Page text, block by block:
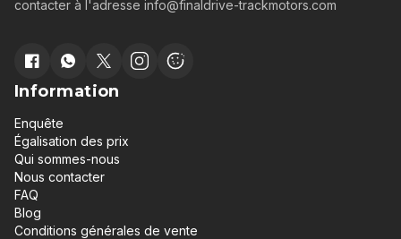
contacter à l'adresse info@finaldrive-trackmotors.com
Information
Enquête
Égalisation des prix
Qui sommes-nous
Nous contacter
FAQ
Blog
Conditions générales de vente